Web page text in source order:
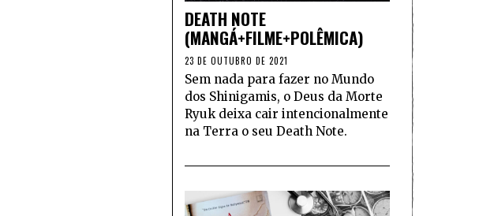
DEATH NOTE
(MANGÁ+FILME+POLÊMICA)
23 DE OUTUBRO DE 2021
Sem nada para fazer no Mundo
dos Shinigamis, o Deus da Morte
Ryuk deixa cair intencionalmente
na Terra o seu Death Note.